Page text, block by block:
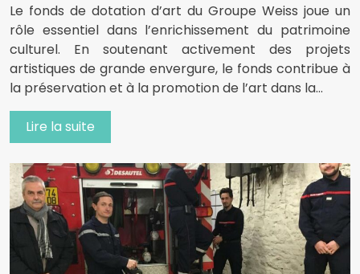
Le fonds de dotation d’art du Groupe Weiss joue un
rôle essentiel dans l’enrichissement du patrimoine
culturel. En soutenant activement des projets
artistiques de grande envergure, le fonds contribue à
la préservation et à la promotion de l’art dans la…
Lire la suite